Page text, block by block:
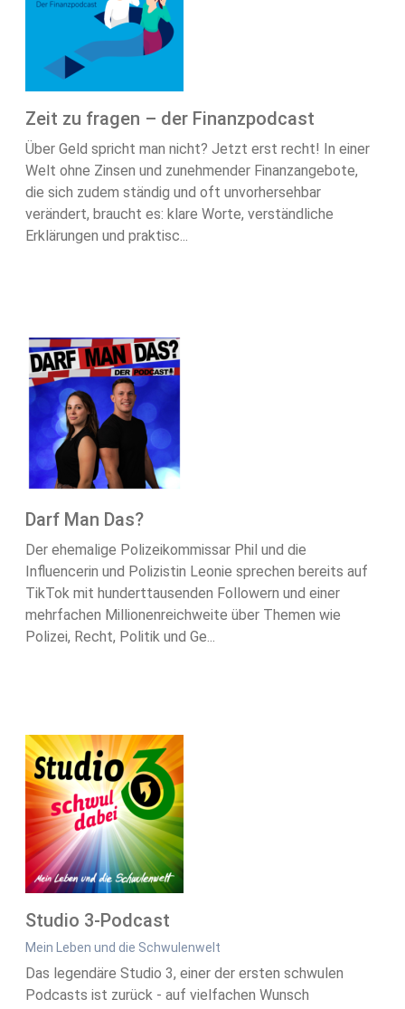
Zeit zu fragen – der Finanzpodcast
Über Geld spricht man nicht? Jetzt erst recht! In einer
Welt ohne Zinsen und zunehmender Finanzangebote,
die sich zudem ständig und oft unvorhersehbar
verändert, braucht es: klare Worte, verständliche
Erklärungen und praktisc...
Darf Man Das?
Der ehemalige Polizeikommissar Phil und die
Influencerin und Polizistin Leonie sprechen bereits auf
TikTok mit hunderttausenden Followern und einer
mehrfachen Millionenreichweite über Themen wie
Polizei, Recht, Politik und Ge...
Studio 3-Podcast
Mein Leben und die Schwulenwelt
Das legendäre Studio 3, einer der ersten schwulen
Podcasts ist zurück - auf vielfachen Wunsch